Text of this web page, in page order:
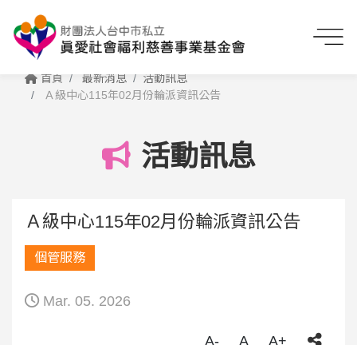
首頁 最新消息
活動訊息
Ａ級中心115年02月份輪派資訊公告
活動訊息
Ａ級中心115年02月份輪派資訊公告
個管服務
Mar. 05. 2026
A- A A+